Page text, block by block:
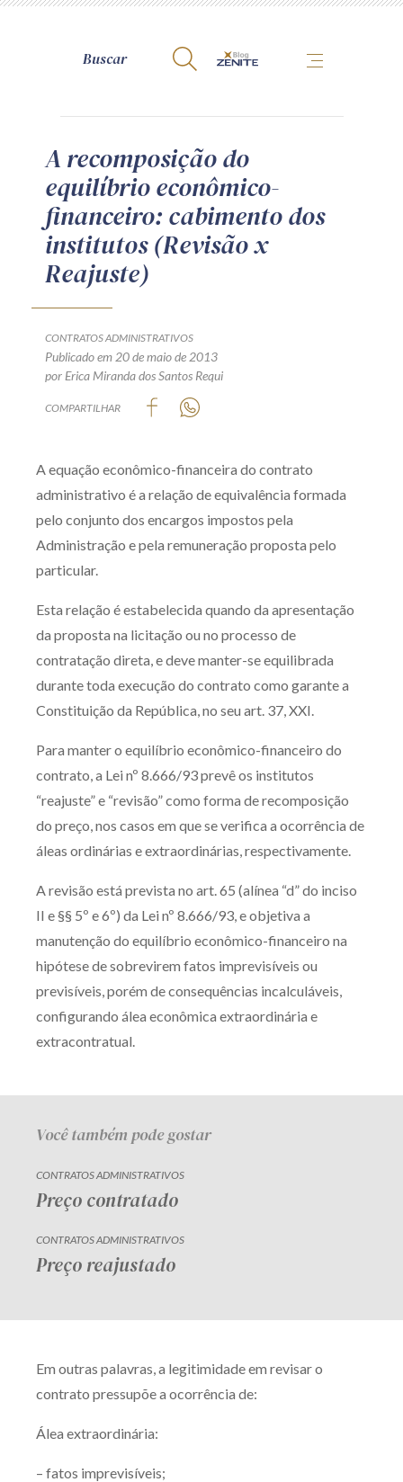
A Zênite
Como publicar conosco
Site da Zênite
Contato
Encarregado (contato)
Zênite Fácil IA
Zênite Play
Orientação por Escrito
Mentoria Zênite
Capacitação
Zênite Online
Eventos presenciais
Zênite in Company
Diferenciais
Receba por RSS
Av. Sete de Setembro, 4698
Batel Curitiba/PR CEP 80240-000
Telefone (41) 2109-8666
Whatsapp (41) 98881-6616
A recomposição do
equilíbrio econômico-
financeiro: cabimento dos
institutos (Revisão x
Reajuste)
CONTRATOS ADMINISTRATIVOS
Publicado em 20 de maio de 2013
por Erica Miranda dos Santos Requi
COMPARTILHAR
A equação econômico-financeira do contrato
administrativo é a relação de equivalência formada
pelo conjunto dos encargos impostos pela
Administração e pela remuneração proposta pelo
particular.
Esta relação é estabelecida quando da apresentação
da proposta na licitação ou no processo de
contratação direta, e deve manter-se equilibrada
durante toda execução do contrato como garante a
Constituição da República, no seu art. 37, XXI.
Para manter o equilíbrio econômico-financeiro do
contrato, a Lei nº 8.666/93 prevê os institutos
“reajuste” e “revisão” como forma de recomposição
do preço, nos casos em que se verifica a ocorrência de
áleas ordinárias e extraordinárias, respectivamente.
A revisão está prevista no art. 65 (alínea “d” do inciso
II e §§ 5º e 6º) da Lei nº 8.666/93, e objetiva a
manutenção do equilíbrio econômico-financeiro na
hipótese de sobrevirem fatos imprevisíveis ou
previsíveis, porém de consequências incalculáveis,
configurando álea econômica extraordinária e
extracontratual.
Você também pode gostar
CONTRATOS ADMINISTRATIVOS
Preço contratado
CONTRATOS ADMINISTRATIVOS
Preço reajustado
Em outras palavras, a legitimidade em revisar o
contrato pressupõe a ocorrência de:
Álea extraordinária:
– fatos imprevisíveis;